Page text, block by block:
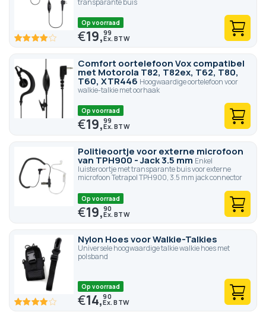
transparante buis
80 100
Op voorraad
€19,99
Comfort oortelefoon Vox compatibel
met Motorola T82, T82ex, T62, T80,
T60, XTR446 Hoogwaardige oortelefoon voor
walkie-talkie met oorhaak
Op voorraad
€19,99
Politieoortje voor externe microfoon
van TPH900 - Jack 3.5 mm Enkel
luisteroortje met transparante buis voor externe
microfoon Tetrapol TPH900, 3.5 mm jack connector
Op voorraad
€19,90
Nylon Hoes voor Walkie-Talkies
Universele hoogwaardige talkie walkie hoes met
polsband
80 100
Op voorraad
€14,90